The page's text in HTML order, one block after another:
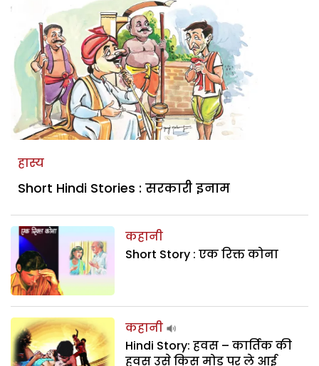
हास्य
Short Hindi Stories : सरकारी इनाम
कहानी
Short Story : एक रिक्त कोना
कहानी
Hindi Story: हवस – कार्तिक की
हवस उसे किस मोड़ पर ले आई